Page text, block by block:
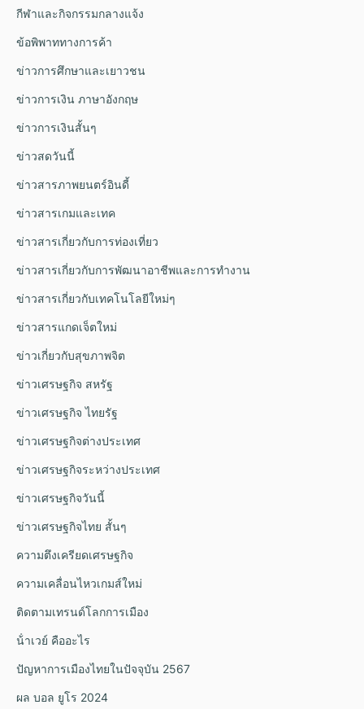
กีฬาและกิจกรรมกลางแจ้ง
ข้อพิพาททางการค้า
ข่าวการศึกษาและเยาวชน
ข่าวการเงิน ภาษาอังกฤษ
ข่าวการเงินสั้นๆ
ข่าวสดวันนี้
ข่าวสารภาพยนตร์อินดี้
ข่าวสารเกมและเทค
ข่าวสารเกี่ยวกับการท่องเที่ยว
ข่าวสารเกี่ยวกับการพัฒนาอาชีพและการทำงาน
ข่าวสารเกี่ยวกับเทคโนโลยีใหม่ๆ
ข่าวสารแกดเจ็ตใหม่
ข่าวเกี่ยวกับสุขภาพจิต
ข่าวเศรษฐกิจ สหรัฐ
ข่าวเศรษฐกิจ ไทยรัฐ
ข่าวเศรษฐกิจต่างประเทศ
ข่าวเศรษฐกิจระหว่างประเทศ
ข่าวเศรษฐกิจวันนี้
ข่าวเศรษฐกิจไทย สั้นๆ
ความตึงเครียดเศรษฐกิจ
ความเคลื่อนไหวเกมส์ใหม่
ติดตามเทรนด์โลกการเมือง
น้ําเวย์ คืออะไร
ปัญหาการเมืองไทยในปัจจุบัน 2567
ผล บอล ยูโร 2024